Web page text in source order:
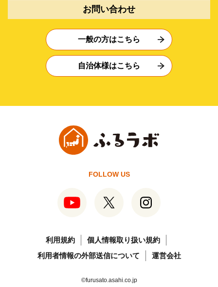
お問い合わせ
一般の方はこちら
自治体様はこちら
FOLLOW US
利用規約
個人情報取り扱い規約
利用者情報の外部送信について
運営会社
©furusato.asahi.co.jp